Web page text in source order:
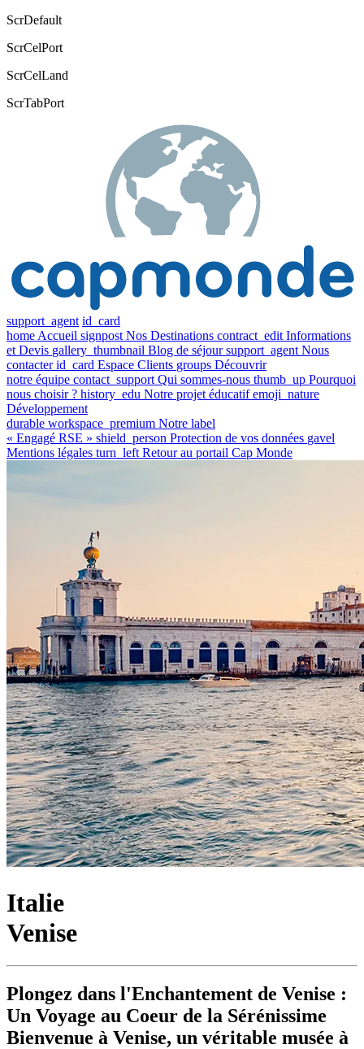
ScrDefault
ScrCelPort
ScrCelLand
ScrTabPort
support_agent id_card
homeAccueil signpost Nos Destinations contract_edit Informations
et Devis gallery_thumbnail Blog de séjour support_agent Nous
contacter id_card Espace Clients groups Découvrir
notre équipe contact_support Qui sommes-nous thumb_up Pourquoi
nous choisir ? history_edu Notre projet éducatif emoji_nature
Développement
durable workspace_premium Notre label
« Engagé RSE » shield_person Protection de vos données gavel
Mentions légales turn_left Retour au portail Cap Monde
Italie
Venise
Plongez dans l'Enchantement de Venise :
Un Voyage au Coeur de la Sérénissime
Bienvenue à Venise, un véritable musée à